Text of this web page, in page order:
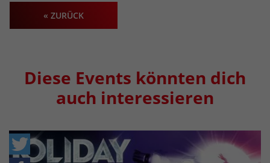
« ZURÜCK
Diese Events könnten dich
auch interessieren